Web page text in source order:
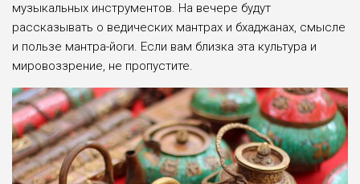
музыкальных инструментов. На вечере будут
рассказывать о ведических мантрах и бхаджанах, смысле
и пользе мантра-йоги. Если вам близка эта культура и
мировоззрение, не пропустите.